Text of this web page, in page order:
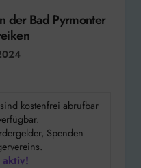
der Bad Pyrmonter
kostenfrei abrufbar
Spenden
aktiv!